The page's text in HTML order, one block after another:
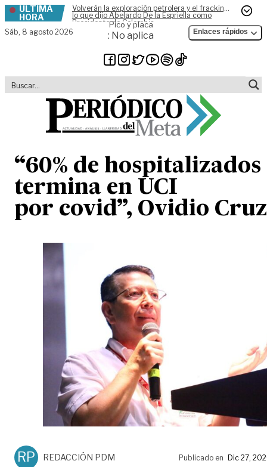
Skip to content
ÚLTIMA
HORA
Volverán la exploración petrolera y el fracking,
lo que dijo Abelardo De la Espriella como
Presidente de Colombia
Sáb, 8 agosto 2026
Pico y placa
: No aplica Enlaces rápidos
“60% de hospitalizados
termina en UCI
por covid”, Ovidio Cruz
RP REDACCIÓN PDM Publicado en Dic 27,